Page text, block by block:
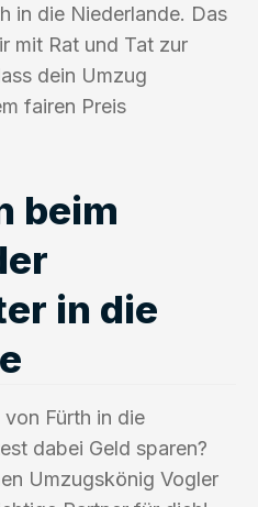
in die Niederlande. Das
mit Rat und Tat zur
dein Umzug
fairen Preis
beim
in die
Fürth in die
dabei Geld sparen?
Umzugskönig Vogler